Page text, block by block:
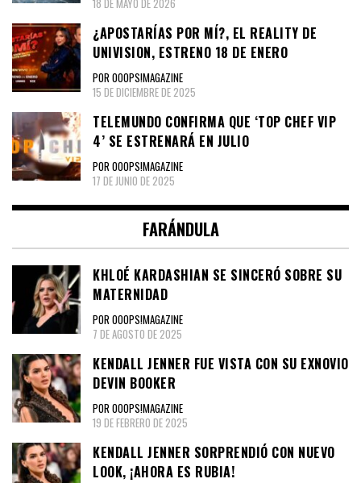
18 DE MAYO DE 2026
¿APOSTARÍAS POR MÍ?, EL REALITY DE
UNIVISION, ESTRENO 18 DE ENERO
POR OOOPS!MAGAZINE
15 DE DICIEMBRE DE 2025
TELEMUNDO CONFIRMA QUE ‘TOP CHEF VIP
4’ SE ESTRENARÁ EN JULIO
POR OOOPS!MAGAZINE
17 DE JUNIO DE 2025
FARÁNDULA
KHLOÉ KARDASHIAN SE SINCERÓ SOBRE SU
MATERNIDAD
POR OOOPS!MAGAZINE
7 DE AGOSTO DE 2025
KENDALL JENNER FUE VISTA CON SU EXNOVIO
DEVIN BOOKER
POR OOOPS!MAGAZINE
19 DE FEBRERO DE 2025
KENDALL JENNER SORPRENDIÓ CON NUEVO
LOOK, ¡AHORA ES RUBIA!